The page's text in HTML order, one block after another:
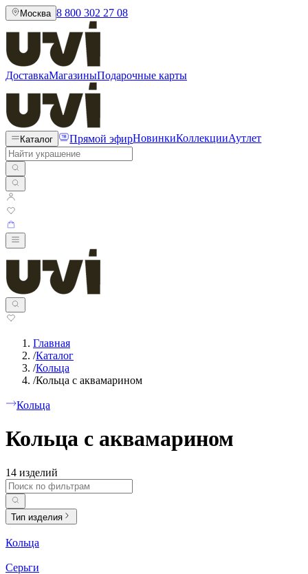
Москва 8 800 302 27 08
ДоставкаМагазиныПодарочные карты
Каталог Прямой эфирНовинкиКоллекцииАутлет
Главная
/Каталог
/Кольца
/Кольца с аквамарином
Кольца
Кольца с аквамарином
14 изделий
Тип изделия
Кольца
Серьги